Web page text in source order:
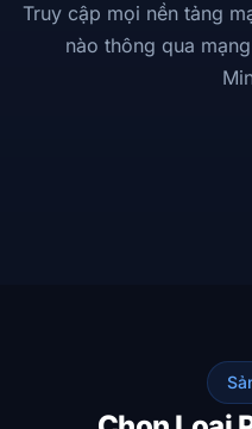
Truy cập mọi nền tảng
nào thông qua